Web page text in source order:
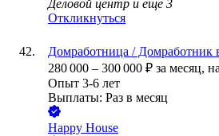
Деловой центр и еще 3
Откликнуться
Домработница / Домработник
280 000 – 300 000 ₽ за месяц,
Опыт 3-6 лет
Выплаты: Раз в месяц
Happy House